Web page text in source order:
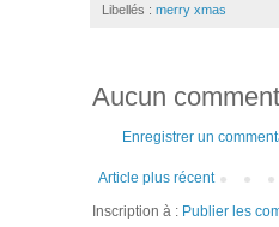
Libellés : merry xmas
Aucun
Enregistrer un
Article plus récent
Inscription à : Publier les